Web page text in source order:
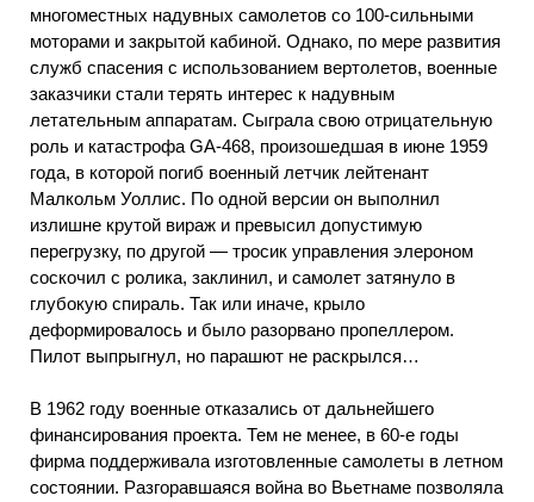
многоместных надувных самолетов со 100-сильными
моторами и закрытой кабиной. Однако, по мере развития
служб спасения с использованием вертолетов, военные
заказчики стали терять интерес к надувным
летательным аппаратам. Сыграла свою отрицательную
роль и катастрофа GA-468, произошедшая в июне 1959
года, в которой погиб военный летчик лейтенант
Малкольм Уоллис. По одной версии он выполнил
излишне крутой вираж и превысил допустимую
перегрузку, по другой — тросик управления элероном
соскочил с ролика, заклинил, и самолет затянуло в
глубокую спираль. Так или иначе, крыло
деформировалось и было разорвано пропеллером.
Пилот выпрыгнул, но парашют не раскрылся…
В 1962 году военные отказались от дальнейшего
финансирования проекта. Тем не менее, в 60-е годы
фирма поддерживала изготовленные самолеты в летном
состоянии. Разгоравшаяся война во Вьетнаме позволяла